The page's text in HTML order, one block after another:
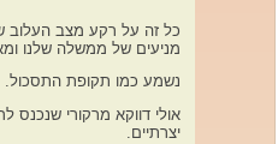
כל זה על רקע מצב העלוב
מניעים של ממשלה שלנו
נשמע כמו תקופת התסכול.
אולי דווקא מרקורי שנכנס
יצרתיים.